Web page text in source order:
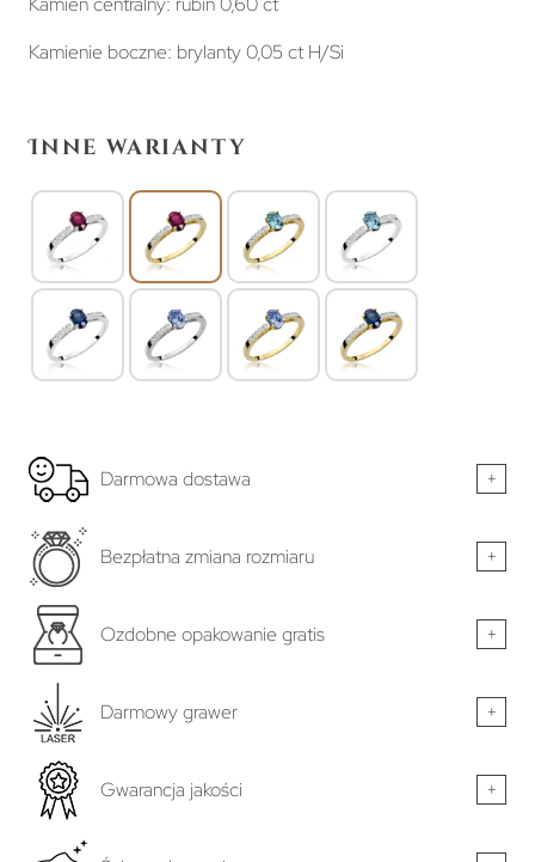
Kamienie boczne: brylanty 0,05 ct H/Si
Inne warianty
Darmowa dostawa +
Bezpłatna zmiana rozmiaru +
Ozdobne opakowanie gratis +
Darmowy grawer +
Gwarancja jakości +